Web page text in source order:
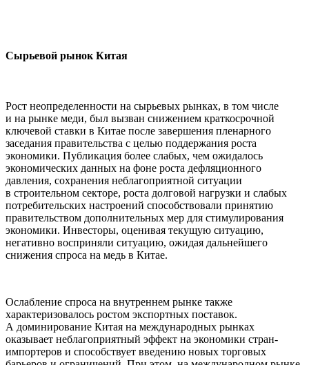
Сырьевой рынок Китая
Рост неопределенности на сырьевых рынках, в том числе
и на рынке меди, был вызван снижением краткосрочной
ключевой ставки в Китае после завершения пленарного
заседания правительства с целью поддержания роста
экономики. Публикация более слабых, чем ожидалось
экономических данных на фоне роста дефляционного
давления, сохранения неблагоприятной ситуации
в строительном секторе, роста долговой нагрузки и слабых
потребительских настроений способствовали принятию
правительством дополнительных мер для стимулирования
экономики. Инвесторы, оценивая текущую ситуацию,
негативно восприняли ситуацию, ожидая дальнейшего
снижения спроса на медь в Китае.
Ослабление спроса на внутреннем рынке также
характеризовалось ростом экспортных поставок.
А доминирование Китая на международных рынках
оказывает неблагоприятный эффект на экономики стран-
импортеров и способствует введению новых торговых